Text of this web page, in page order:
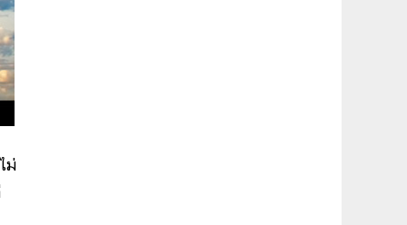
ม่